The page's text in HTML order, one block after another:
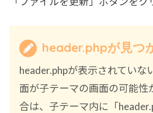
header.phpが見つ
header.phpが表示されていな
面が子テーマの画面の可能性
合は、子テーマ内に「